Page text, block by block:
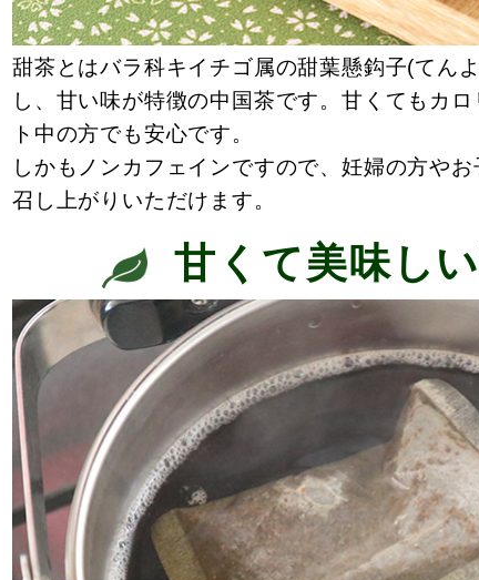
甜茶とはバラ科キイチゴ属の甜葉懸鈎子(てん
し、甘い味が特徴の中国茶です。甘くてもカ
ト中の方でも安心です。
しかもノンカフェインですので、妊婦の方や
召し上がりいただけます。
甘くて美味し